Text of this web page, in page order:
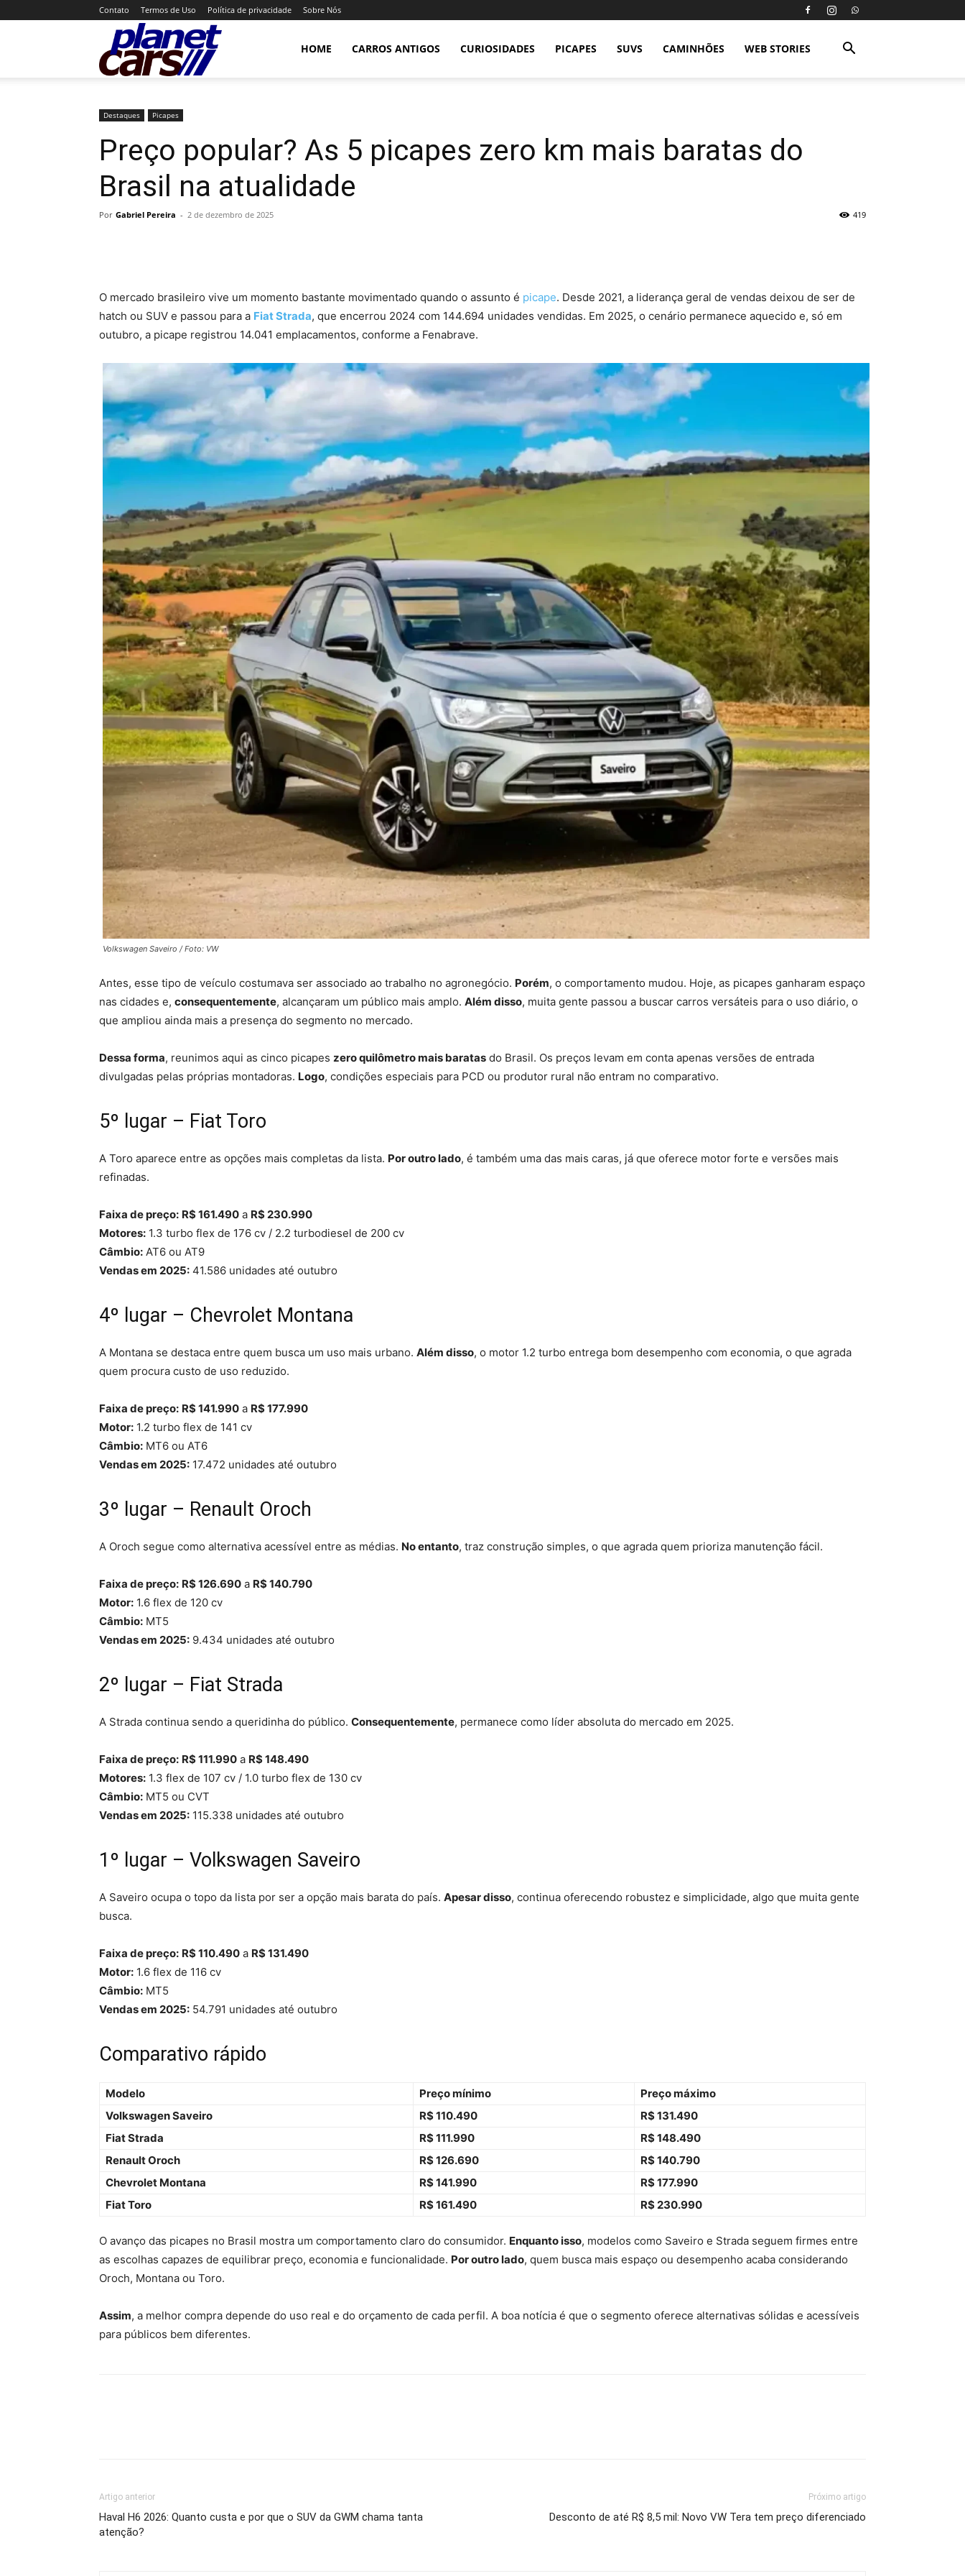
Contato Termos de Uso Política de privacidade Sobre Nós
HOME CARROS ANTIGOS CURIOSIDADES PICAPES SUVS CAMINHÕES WEB STORIES
Destaques Picapes
Preço popular? As 5 picapes zero km mais baratas do
Brasil na atualidade
Por Gabriel Pereira - 2 de dezembro de 2025 419
O mercado brasileiro vive um momento bastante movimentado quando o assunto é picape. Desde 2021, a liderança geral de vendas deixou de ser de
hatch ou SUV e passou para a Fiat Strada, que encerrou 2024 com 144.694 unidades vendidas. Em 2025, o cenário permanece aquecido e, só em
outubro, a picape registrou 14.041 emplacamentos, conforme a Fenabrave.
Volkswagen Saveiro / Foto: VW
Antes, esse tipo de veículo costumava ser associado ao trabalho no agronegócio. Porém, o comportamento mudou. Hoje, as picapes ganharam espaço
nas cidades e, consequentemente, alcançaram um público mais amplo. Além disso, muita gente passou a buscar carros versáteis para o uso diário, o
que ampliou ainda mais a presença do segmento no mercado.
Dessa forma, reunimos aqui as cinco picapes zero quilômetro mais baratas do Brasil. Os preços levam em conta apenas versões de entrada
divulgadas pelas próprias montadoras. Logo, condições especiais para PCD ou produtor rural não entram no comparativo.
5º lugar – Fiat Toro
A Toro aparece entre as opções mais completas da lista. Por outro lado, é também uma das mais caras, já que oferece motor forte e versões mais
refinadas.
Faixa de preço: R$ 161.490 a R$ 230.990
Motores: 1.3 turbo flex de 176 cv / 2.2 turbodiesel de 200 cv
Câmbio: AT6 ou AT9
Vendas em 2025: 41.586 unidades até outubro
4º lugar – Chevrolet Montana
A Montana se destaca entre quem busca um uso mais urbano. Além disso, o motor 1.2 turbo entrega bom desempenho com economia, o que agrada
quem procura custo de uso reduzido.
Faixa de preço: R$ 141.990 a R$ 177.990
Motor: 1.2 turbo flex de 141 cv
Câmbio: MT6 ou AT6
Vendas em 2025: 17.472 unidades até outubro
3º lugar – Renault Oroch
A Oroch segue como alternativa acessível entre as médias. No entanto, traz construção simples, o que agrada quem prioriza manutenção fácil.
Faixa de preço: R$ 126.690 a R$ 140.790
Motor: 1.6 flex de 120 cv
Câmbio: MT5
Vendas em 2025: 9.434 unidades até outubro
2º lugar – Fiat Strada
A Strada continua sendo a queridinha do público. Consequentemente, permanece como líder absoluta do mercado em 2025.
Faixa de preço: R$ 111.990 a R$ 148.490
Motores: 1.3 flex de 107 cv / 1.0 turbo flex de 130 cv
Câmbio: MT5 ou CVT
Vendas em 2025: 115.338 unidades até outubro
1º lugar – Volkswagen Saveiro
A Saveiro ocupa o topo da lista por ser a opção mais barata do país. Apesar disso, continua oferecendo robustez e simplicidade, algo que muita gente
busca.
Faixa de preço: R$ 110.490 a R$ 131.490
Motor: 1.6 flex de 116 cv
Câmbio: MT5
Vendas em 2025: 54.791 unidades até outubro
Comparativo rápido
Modelo Preço mínimo
Preço máximo
Volkswagen Saveiro
R$ 110.490
R$ 131.490
Fiat Strada
R$ 111.990
R$ 148.490
Renault Oroch
R$ 126.690
R$ 140.790
Chevrolet Montana
R$ 141.990
R$ 177.990
Fiat Toro
R$ 161.490 R$ 230.990
O avanço das picapes no Brasil mostra um comportamento claro do consumidor. Enquanto isso, modelos como Saveiro e Strada seguem firmes entre
as escolhas capazes de equilibrar preço, economia e funcionalidade. Por outro lado, quem busca mais espaço ou desempenho acaba considerando
Oroch, Montana ou Toro.
Assim, a melhor compra depende do uso real e do orçamento de cada perfil. A boa notícia é que o segmento oferece alternativas sólidas e acessíveis
para públicos bem diferentes.
Artigo anterior
Haval H6 2026: Quanto custa e por que o SUV da GWM chama tanta
atenção?
Próximo artigo
Desconto de até R$ 8,5 mil: Novo VW Tera tem preço diferenciado